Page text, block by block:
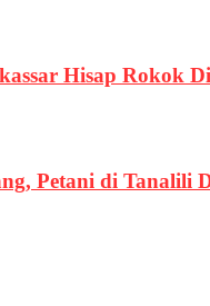
Hisap Rokok
Petani di Tanalili